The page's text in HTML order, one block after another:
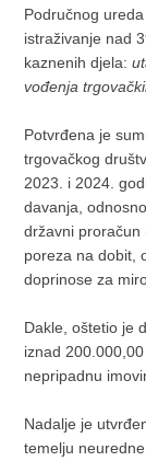
Područnog
istraživanje nad
kaznenih djela:
vođenja
Potvrđena je
trgovačkog
2023. i 2024.
davanja,
državni proračun
poreza na dobit,
doprinose za
Dakle, oštetio je
iznad
nepripadnu
Nadalje je
temelju